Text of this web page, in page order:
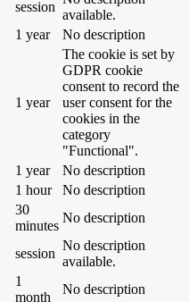
session
available.
1 year No description
1 year
The cookie is set by
GDPR cookie
consent to record the
user consent for the
cookies in the
category
"Functional".
1 year
No description
1 hour
No description
30
minutes
No description
session
No description
available.
1
month
No description